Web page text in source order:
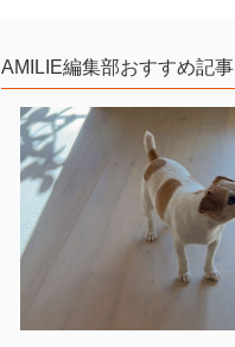
AMILIE編集部おすすめ記事